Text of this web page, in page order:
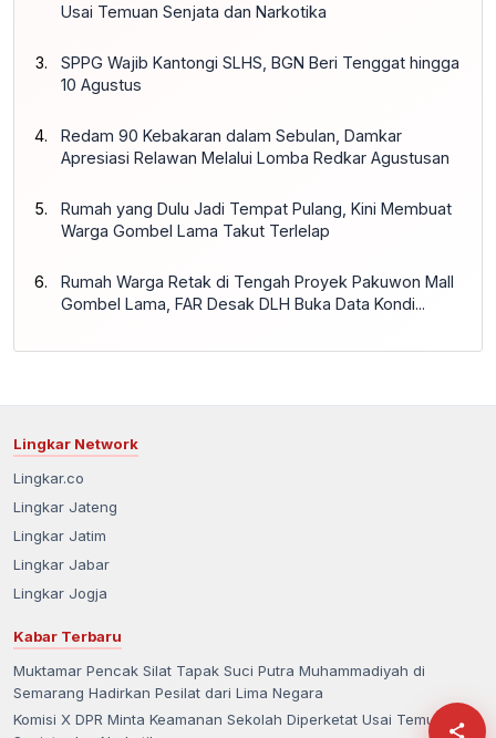
Usai Temuan Senjata dan Narkotika
SPPG Wajib Kantongi SLHS, BGN Beri Tenggat hingga
10 Agustus
Redam 90 Kebakaran dalam Sebulan, Damkar
Apresiasi Relawan Melalui Lomba Redkar Agustusan
Rumah yang Dulu Jadi Tempat Pulang, Kini Membuat
Warga Gombel Lama Takut Terlelap
Rumah Warga Retak di Tengah Proyek Pakuwon Mall
Gombel Lama, FAR Desak DLH Buka Data Kondi...
Lingkar Network
Lingkar.co
Lingkar Jateng
Lingkar Jatim
Lingkar Jabar
Lingkar Jogja
Kabar Terbaru
Muktamar Pencak Silat Tapak Suci Putra Muhammadiyah di
Semarang Hadirkan Pesilat dari Lima Negara
Komisi X DPR Minta Keamanan Sekolah Diperketat Usai Temuan